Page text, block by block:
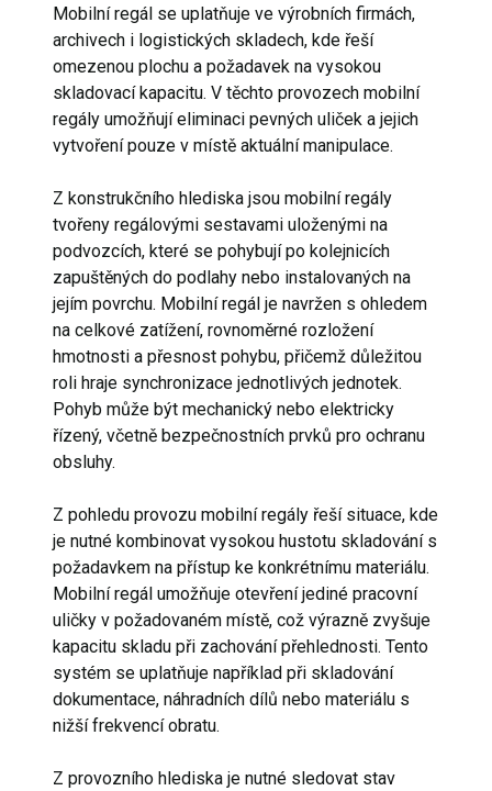
Mobilní regál se uplatňuje ve výrobních firmách,
archivech i logistických skladech, kde řeší
omezenou plochu a požadavek na vysokou
skladovací kapacitu. V těchto provozech mobilní
regály umožňují eliminaci pevných uliček a jejich
vytvoření pouze v místě aktuální manipulace.
Z konstrukčního hlediska jsou mobilní regály
tvořeny regálovými sestavami uloženými na
podvozcích, které se pohybují po kolejnicích
zapuštěných do podlahy nebo instalovaných na
jejím povrchu. Mobilní regál je navržen s ohledem
na celkové zatížení, rovnoměrné rozložení
hmotnosti a přesnost pohybu, přičemž důležitou
roli hraje synchronizace jednotlivých jednotek.
Pohyb může být mechanický nebo elektricky
řízený, včetně bezpečnostních prvků pro ochranu
obsluhy.
Z pohledu provozu mobilní regály řeší situace, kde
je nutné kombinovat vysokou hustotu skladování s
požadavkem na přístup ke konkrétnímu materiálu.
Mobilní regál umožňuje otevření jediné pracovní
uličky v požadovaném místě, což výrazně zvyšuje
kapacitu skladu při zachování přehlednosti. Tento
systém se uplatňuje například při skladování
dokumentace, náhradních dílů nebo materiálu s
nižší frekvencí obratu.
Z provozního hlediska je nutné sledovat stav